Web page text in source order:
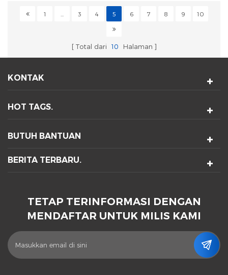
1 3 4 5 6 7 8 9 10
Total dari 10 Halaman
KONTAK
HOT TAGS.
BUTUH BANTUAN
BERITA TERBARU.
TETAP TERINFORMASI DENGAN
MENDAFTAR UNTUK MILIS KAMI